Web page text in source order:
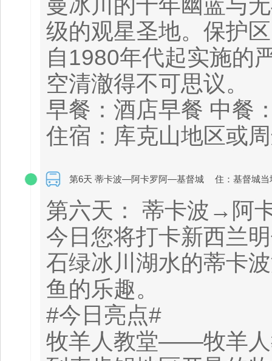
曼冰川的千年幽蓝与
级的观星圣地。保护
自1980年代起实施的
空清澈得不可思议。
早餐：酒店早餐 中餐
住宿：库克山地区或
第6天 蒂卡波—阿卡罗阿—基督城 住：基督城
第六天： 蒂卡波→阿
今日您将打卡新西兰
石绿冰川湖水的蒂卡
鱼的乐趣。
#今日亮点#
牧羊人教堂——牧羊人